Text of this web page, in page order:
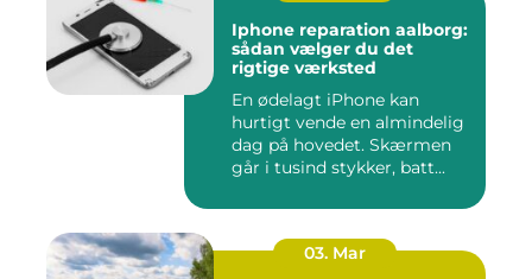
Iphone reparation aalborg:
sådan vælger du det
rigtige værksted
En ødelagt iPhone kan
hurtigt vende en almindelig
dag på hovedet. Skærmen
går i tusind stykker, batt...
03. Mar